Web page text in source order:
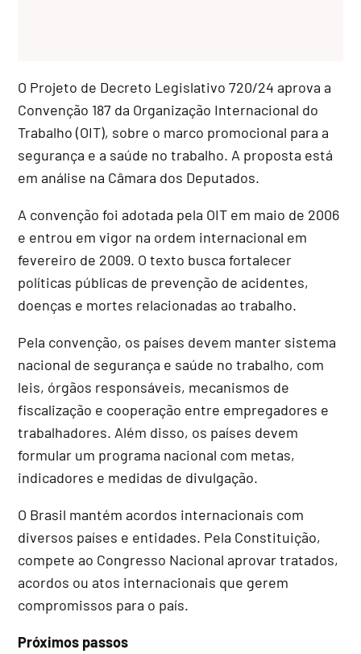
O Projeto de Decreto Legislativo 720/24 aprova a
Convenção 187 da Organização Internacional do
Trabalho (OIT), sobre o marco promocional para a
segurança e a saúde no trabalho. A proposta está
em análise na Câmara dos Deputados.
A convenção foi adotada pela OIT em maio de 2006
e entrou em vigor na ordem internacional em
fevereiro de 2009. O texto busca fortalecer
políticas públicas de prevenção de acidentes,
doenças e mortes relacionadas ao trabalho.
Pela convenção, os países devem manter sistema
nacional de segurança e saúde no trabalho, com
leis, órgãos responsáveis, mecanismos de
fiscalização e cooperação entre empregadores e
trabalhadores. Além disso, os países devem
formular um programa nacional com metas,
indicadores e medidas de divulgação.
O Brasil mantém acordos internacionais com
diversos países e entidades. Pela Constituição,
compete ao Congresso Nacional aprovar tratados,
acordos ou atos internacionais que gerem
compromissos para o país.
Próximos passos